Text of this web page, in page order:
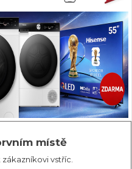
místě
vstříc.